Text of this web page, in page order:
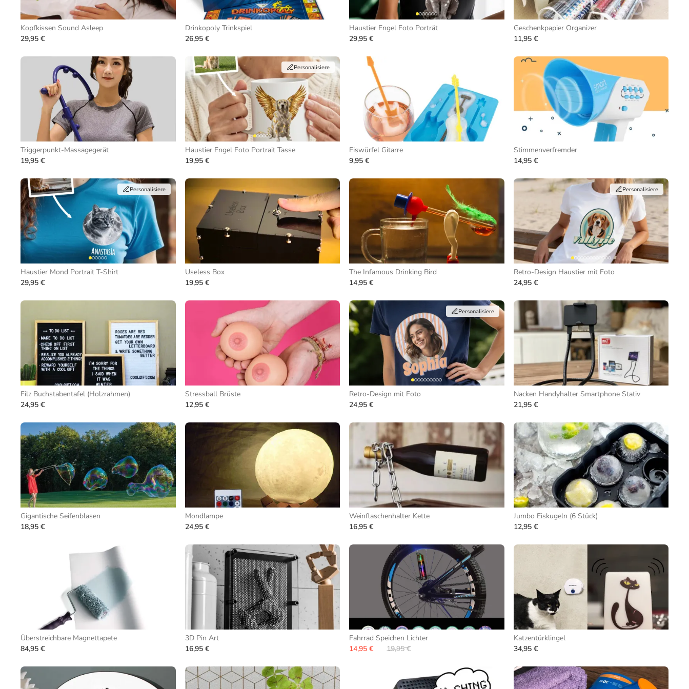
Kopfkissen Sound Asleep
29,95 €
Drinkopoly Trinkspiel
26,95 €
Haustier Engel Foto Porträt
29,95 €
Geschenkpapier Organizer
11,95 €
Triggerpunkt-Massagegerät
19,95 €
Personalisiere
Haustier Engel Foto Portrait Tasse
19,95 €
Eiswürfel Gitarre
9,95 €
Stimmenverfremder
14,95 €
Personalisiere
Haustier Mond Portrait T-Shirt
29,95 €
Useless Box
19,95 €
The Infamous Drinking Bird
14,95 €
Personalisiere
Retro-Design Haustier mit Foto
24,95 €
Filz Buchstabentafel (Holzrahmen)
24,95 €
Stressball Brüste
12,95 €
Personalisiere
Retro-Design mit Foto
24,95 €
Nacken Handyhalter Smartphone Stativ
21,95 €
Gigantische Seifenblasen
18,95 €
Mondlampe
24,95 €
Weinflaschenhalter Kette
16,95 €
Jumbo Eiskugeln (6 Stück)
12,95 €
Überstreichbare Magnettapete
84,95 €
3D Pin Art
16,95 €
Fahrrad Speichen Lichter
14,95 €
19,95 €
Katzentürklingel
34,95 €